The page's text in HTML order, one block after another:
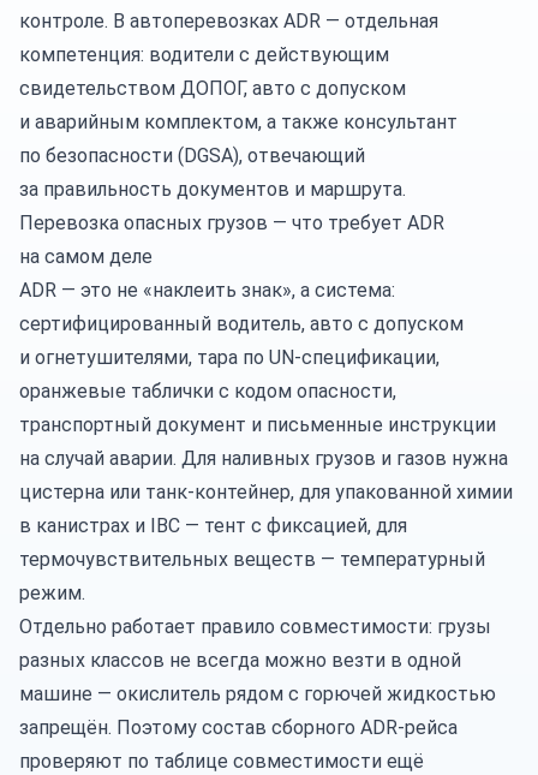
контроле. В автоперевозках ADR — отдельная
компетенция: водители с действующим
свидетельством ДОПОГ, авто с допуском
и аварийным комплектом, а также консультант
по безопасности (DGSA), отвечающий
за правильность документов и маршрута.
Перевозка опасных грузов — что требует ADR
на самом деле
ADR — это не «наклеить знак», а система:
сертифицированный водитель, авто с допуском
и огнетушителями, тара по UN-спецификации,
оранжевые таблички с кодом опасности,
транспортный документ и письменные инструкции
на случай аварии. Для наливных грузов и газов нужна
цистерна или танк-контейнер, для упакованной химии
в канистрах и IBC — тент с фиксацией, для
термочувствительных веществ — температурный
режим.
Отдельно работает правило совместимости: грузы
разных классов не всегда можно везти в одной
машине — окислитель рядом с горючей жидкостью
запрещён. Поэтому состав сборного ADR-рейса
проверяют по таблице совместимости ещё